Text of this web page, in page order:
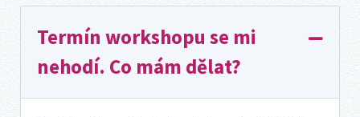
Termín workshopu se mi
nehodí. Co mám dělat?